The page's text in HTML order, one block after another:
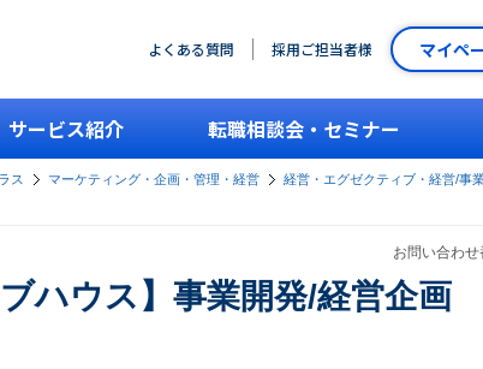
よくある質問 採用ご担当者様 マイペ
サービス紹介 転職相談会・セミナー
ス マーケティング・企画・管理・経営
経営・エグゼクティブ・経営/事
お問い合わ
ハウス】事業開発/経営企画